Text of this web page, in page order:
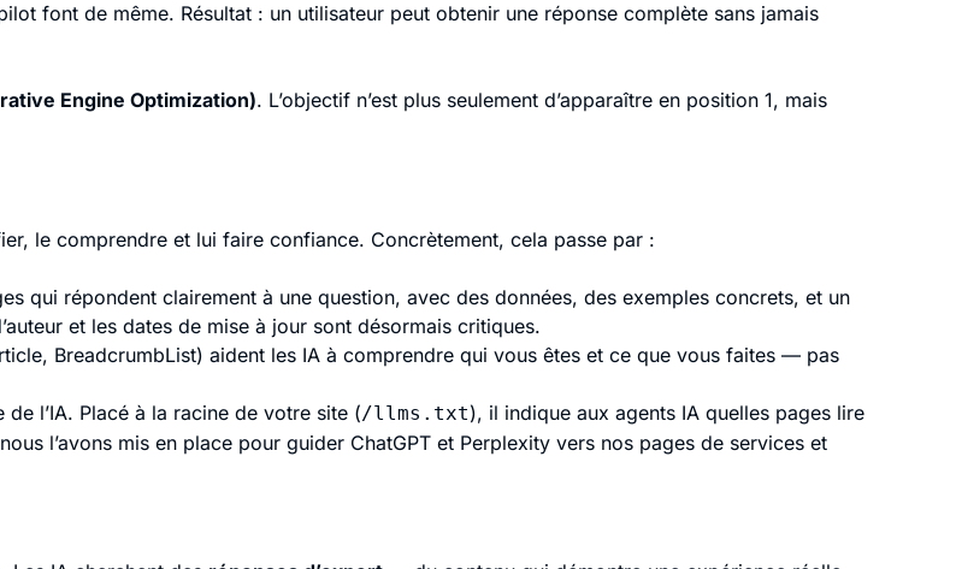
font de même. Résultat : un utilisateur peut obtenir une réponse complète sans jamais
Engine Optimization). L’objectif n’est plus seulement d’apparaître en position 1, mais
le comprendre et lui faire confiance. Concrètement, cela passe par :
qui répondent clairement à une question, avec des données, des exemples concrets, et un
et les dates de mise à jour sont désormais critiques.
BreadcrumbList) aident les IA à comprendre qui vous êtes et ce que vous faites — pas
de l’IA. Placé à la racine de votre site (/llms.txt), il indique aux agents IA quelles pages lire
l’avons mis en place pour guider ChatGPT et Perplexity vers nos pages de services et